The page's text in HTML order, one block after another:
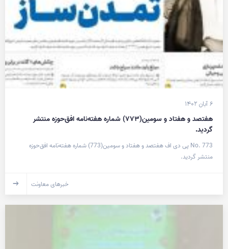
۶ آبان ۱۴۰۲
هفتصد و هفتاد و سومین(۷۷۳) شماره هفته‌نامه افق‌حوزه منتشر
گردید.
No. 773 پی دی اف هفتصد و هفتاد و سومین(773) شماره هفته‌نامه افق‌حوزه
منتشر گردید.
خبرهای معاونت